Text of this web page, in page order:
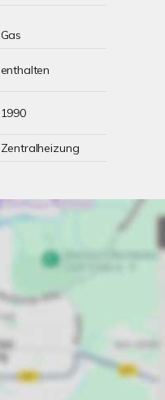
Gas
enthalten
1990
Zentralheizung